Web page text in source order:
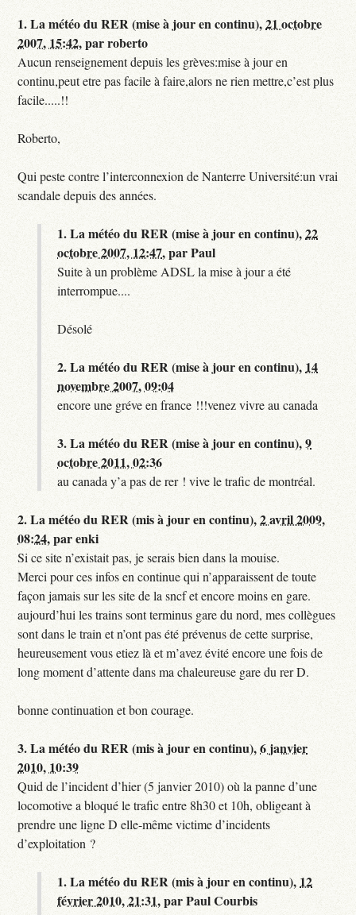
1.La météo du RER (mise à jour en continu),21 octobre
2007, 15:42,parroberto
Aucun renseignement depuis les grèves:mise à jour en
continu,peut etre pas facile à faire,alors ne rien mettre,c’est plus
facile.....!!
Roberto,
Qui peste contre l’interconnexion de Nanterre Université:un vrai
scandale depuis des années.
1.La météo du RER (mise à jour en continu),22
octobre 2007, 12:47,parPaul
Suite à un problème ADSL la mise à jour a été
interrompue....
Désolé
2.La météo du RER (mise à jour en continu), 14
novembre 2007, 09:04
encore une gréve en france !!!venez vivre au canada
3.La météo du RER (mise à jour en continu),9
octobre 2011, 02:36
au canada y’a pas de rer ! vive le trafic de montréal.
2.La météo du RER (mis à jour en continu),2 avril 2009,
08:24,parenki
Si ce site n’existait pas, je serais bien dans la mouise.
Merci pour ces infos en continue qui n’apparaissent de toute
façon jamais sur les site de la sncf et encore moins en gare.
aujourd’hui les trains sont terminus gare du nord, mes collègues
sont dans le train et n’ont pas été prévenus de cette surprise,
heureusement vous etiez là et m’avez évité encore une fois de
long moment d’attente dans ma chaleureuse gare du rer D.
bonne continuation et bon courage.
3.La météo du RER (mis à jour en continu),6 janvier
2010, 10:39
Quid de l’incident d’hier (5 janvier 2010) où la panne d’une
locomotive a bloqué le trafic entre 8h30 et 10h, obligeant à
prendre une ligne D elle-même victime d’incidents
d’exploitation ?
1.La météo du RER (mis à jour en continu), 12
février 2010, 21:31,parPaul Courbis